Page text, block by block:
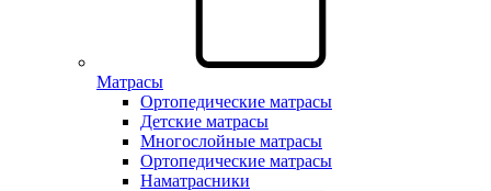
Матрасы
Ортопедические матрасы
Детские матрасы
Многослойные матрасы
Ортопедические матрасы
Наматрасники